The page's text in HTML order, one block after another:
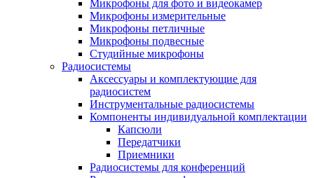
Микрофоны для фото и видеокамер
Микрофоны измерительные
Микрофоны петличные
Микрофоны подвесные
Студийные микрофоны
Радиосистемы
Аксессуары и комплектующие для
радиосистем
Инструментальные радиосистемы
Компоненты индивидуальной комплектации
Капсюли
Передатчики
Приемники
Радиосистемы для конференций